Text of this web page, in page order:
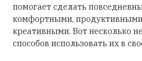
помогает сделать
комфортными,
креативными. Вот несколько
способов использовать их в